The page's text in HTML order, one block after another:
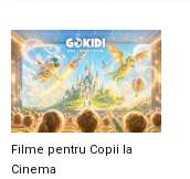
Filme pentru Copii la
Cinema